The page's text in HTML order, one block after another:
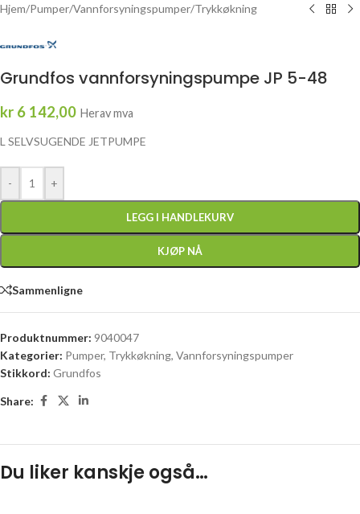
Hjem/Pumper/Vannforsyningspumper/Trykkøkning
Grundfos vannforsyningspumpe JP 5-48
kr 6 142,00 Herav mva
L SELVSUGENDE JETPUMPE
- +
LEGG I HANDLEKURV
KJØP NÅ
Sammenligne
Produktnummer: 9040047
Kategorier: Pumper, Trykkøkning, Vannforsyningspumper
Stikkord: Grundfos
Share:
Du liker kanskje også…